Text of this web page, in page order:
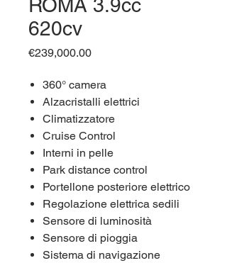
ROMA 3.9cc
620cv
€239,000.00Price
360° camera
Alzacristalli elettrici
Climatizzatore
Cruise Control
Interni in pelle
Park distance control
Portellone posteriore elettrico
Regolazione elettrica sedili
Sensore di luminosità
Sensore di pioggia
Sistema di navigazione